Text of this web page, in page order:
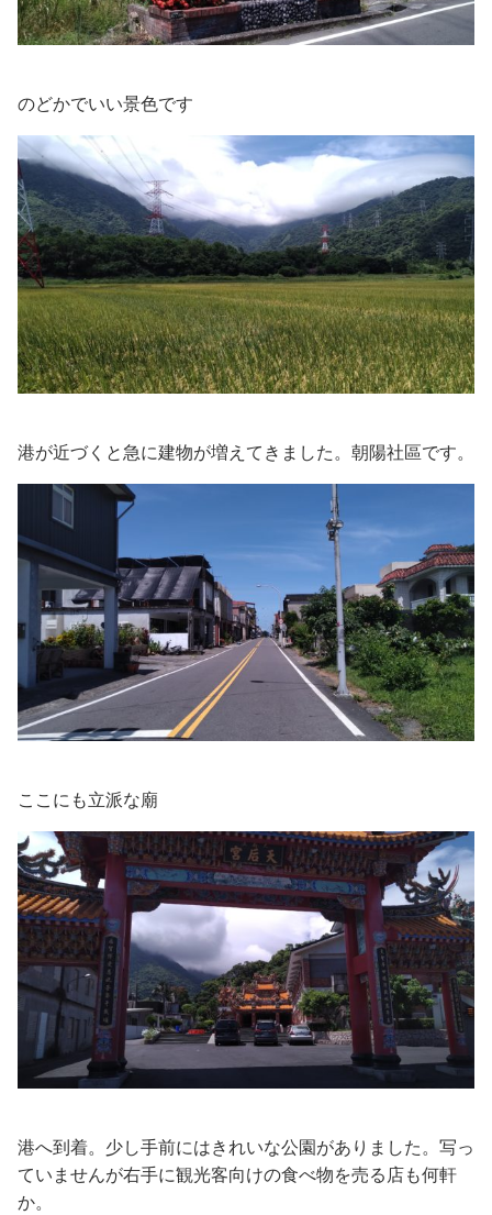
のどかでいい景色です
港が近づくと急に建物が増えてきました。朝陽社區です。
ここにも立派な廟
港へ到着。少し手前にはきれいな公園がありました。写っ
ていませんが右手に観光客向けの食べ物を売る店も何軒
か。